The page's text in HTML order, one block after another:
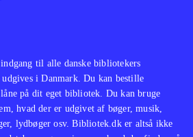
det flottetil alle danske bibliotekers
i Danmark. Du kan bestille
på dit eget bibliotek. Du kan bruge
hvad der er udgivet af bøger, musik,
lydbøger osv. Bibliotek.dk er altså ikke